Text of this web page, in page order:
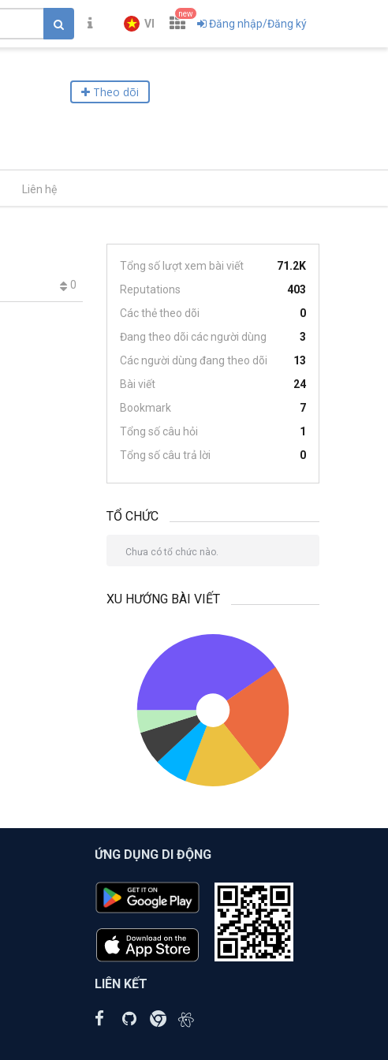
VI
new
Đăng nhập/Đăng ký
Theo dõi
Liên hệ
0
Tổng số lượt xem bài viết
71.2K
Reputations
403
Các thẻ theo dõi
0
Đang theo dõi các người dùng
3
Các người dùng đang theo dõi
13
Bài viết
24
Bookmark
7
Tổng số câu hỏi
1
Tổng số câu trả lời
0
TỔ CHỨC
Chưa có tổ chức nào.
XU HƯỚNG BÀI VIẾT
ỨNG DỤNG DI ĐỘNG
LIÊN KẾT